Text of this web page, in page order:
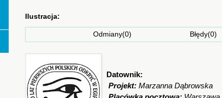
Ilustracja:
Odmiany(0)
Datownik:
Projekt: Marzanna Dąbrowska